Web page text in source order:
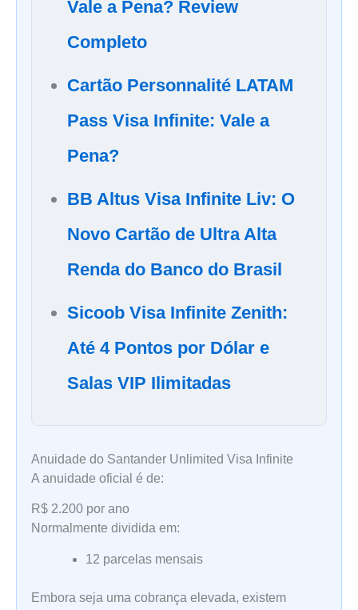
Vale a Pena? Review
Completo
Cartão Personnalité LATAM
Pass Visa Infinite: Vale a
Pena?
BB Altus Visa Infinite Liv: O
Novo Cartão de Ultra Alta
Renda do Banco do Brasil
Sicoob Visa Infinite Zenith:
Até 4 Pontos por Dólar e
Salas VIP Ilimitadas
Anuidade do Santander Unlimited Visa Infinite
A anuidade oficial é de:
R$ 2.200 por ano
Normalmente dividida em:
12 parcelas mensais
Embora seja uma cobrança elevada, existem